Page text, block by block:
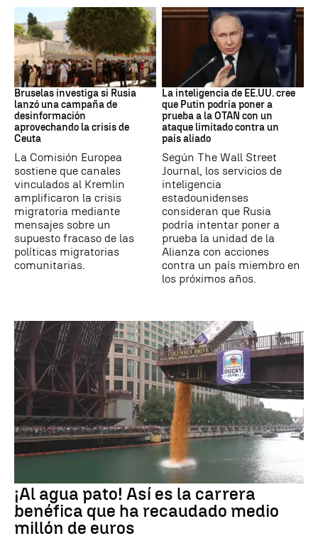
Desinformación rusa
Bruselas investiga si Rusia
lanzó una campaña de
desinformación
aprovechando la crisis de
Ceuta
La Comisión Europea
sostiene que canales
vinculados al Kremlin
amplificaron la crisis
migratoria mediante
mensajes sobre un
supuesto fracaso de las
políticas migratorias
comunitarias.
OTAN
La inteligencia de EE.UU. cree
que Putin podría poner a
prueba a la OTAN con un
ataque limitado contra un
país aliado
Según The Wall Street
Journal, los servicios de
inteligencia
estadounidenses
consideran que Rusia
podría intentar poner a
prueba la unidad de la
Alianza con acciones
contra un país miembro en
los próximos años.
¡Al agua pato! Así es la carrera
benéfica que ha recaudado medio
millón de euros